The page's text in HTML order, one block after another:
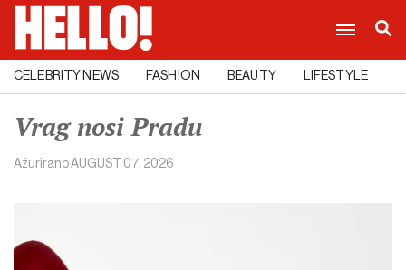
CELEBRITY NEWS FASHION BEAUTY LIFESTYLE
Vrag nosi Pradu
AžuriranoAUGUST 07, 2026